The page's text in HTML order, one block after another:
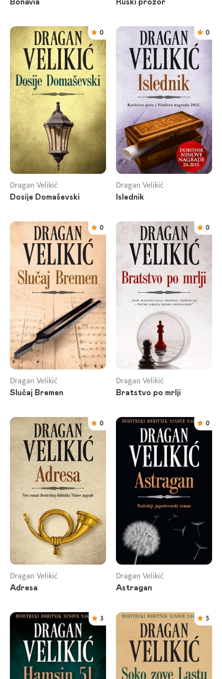
Bonavia Ruski prozor
0
Dragan Velikić
Dosije Domaševski
0
Dragan Velikić
Islednik
0
Dragan Velikić
Slučaj Bremen
0
Dragan Velikić
Bratstvo po mrlji
0
Dragan Velikić
Adresa
0
Dragan Velikić
Astragan
3 5